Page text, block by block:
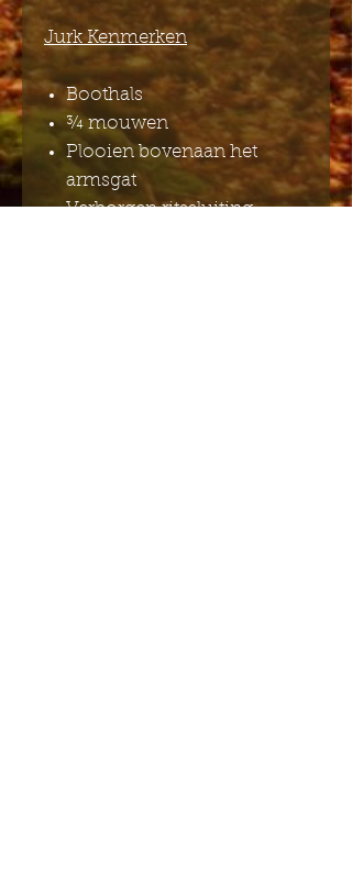
Jurk Kenmerken
Boothals
¾ mouwen
Plooien bovenaan het
armsgat
Verborgen ritssluiting